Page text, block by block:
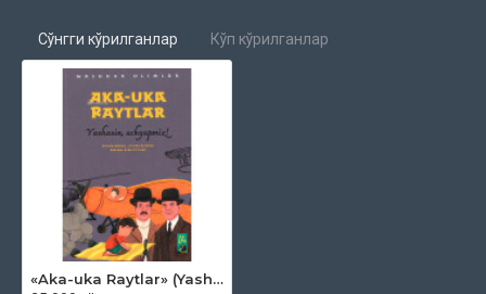
Сўнгги кўрилганлар Кўп кўрилганлар
«Aka-uka Raytlar» (Yashasin, uchyapmiz!)